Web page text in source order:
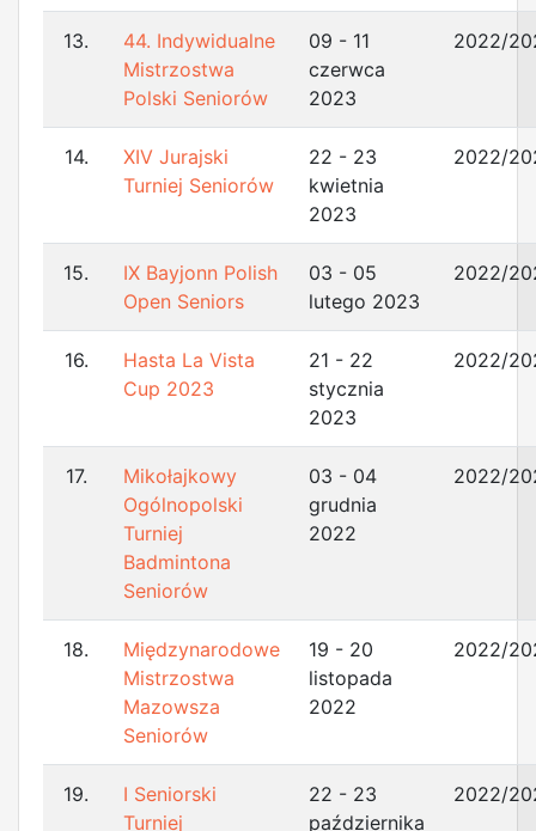
13.
44. Indywidualne
Mistrzostwa
Polski Seniorów
09 - 11
czerwca
2023
2022/
14.
XIV Jurajski
Turniej Seniorów
22 - 23
kwietnia
2023
2022/
15.
IX Bayjonn Polish
Open Seniors
03 - 05
lutego 2023
2022/
16.
Hasta La Vista
Cup 2023
21 - 22
stycznia
2023
2022/
17.
Mikołajkowy
Ogólnopolski
Turniej
Badmintona
Seniorów
03 - 04
grudnia
2022
2022/
18.
Międzynarodowe
Mistrzostwa
Mazowsza
Seniorów
19 - 20
listopada
2022
2022/
19.
I Seniorski
Turniej
22 - 23
października
2022/